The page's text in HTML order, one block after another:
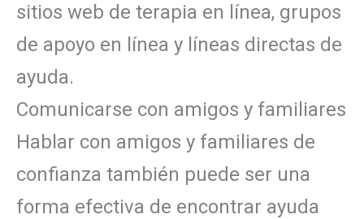
sitios web de terapia en línea, grupos
de apoyo en línea y líneas directas de
ayuda.
Comunicarse con amigos y familiares
Hablar con amigos y familiares de
confianza también puede ser una
forma efectiva de encontrar ayuda